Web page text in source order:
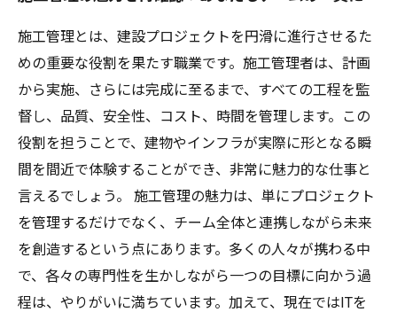
施工管理とは、建設プロジェクトを円滑に進行させるた
めの重要な役割を果たす職業です。施工管理者は、計画
から実施、さらには完成に至るまで、すべての工程を監
督し、品質、安全性、コスト、時間を管理します。この
役割を担うことで、建物やインフラが実際に形となる瞬
間を間近で体験することができ、非常に魅力的な仕事と
言えるでしょう。 施工管理の魅力は、単にプロジェクト
を管理するだけでなく、チーム全体と連携しながら未来
を創造するという点にあります。多くの人々が携わる中
で、各々の専門性を生かしながら一つの目標に向かう過
程は、やりがいに満ちています。加えて、現在ではITを